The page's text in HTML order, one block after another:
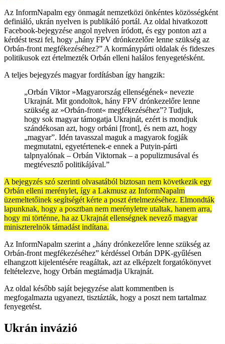
Az InformNapalm egy önmagát nemzetközi önkéntes közösségként
definiáló, ukrán nyelven is publikáló portál. Az oldal hivatkozott
Facebook-bejegyzése angol nyelven íródott, és egy ponton azt a
kérdést teszi fel, hogy „hány FPV drónkezelőre lenne szükség az
Orbán-front megfékezéséhez?” A kormánypárti oldalak és fideszes
politikusok ezt értelmezték Orbán elleni halálos fenyegetésként.
A teljes bejegyzés magyar fordításban így hangzik:
„Orbán Viktor »Magyarország ellenségének« nevezte
Ukrajnát. Mit gondoltok, hány FPV drónkezelőre lenne
szükség az »Orbán-front« megfékezéséhez”? Tudjuk,
hogy sok magyar támogatja Ukrajnát, ezért is mondjuk
szándékosan azt, hogy orbáni [front], és nem azt, hogy
„magyar”. Idén tavasszal maguk a magyarok fogják
megmutatni, egyetértenek-e ennek a Putyin-párti
talpnyalónak – Orbán Viktornak – a populizmusával és
megtévesztő politikájával.”
A bejegyzés szó szerinti olvasatából biztosan nem következik egy
Orbán elleni merénylet, így a Lakmusz az InformNapalm
üzemeltetőinek segítségét kérte a poszt értelmezéséhez. Elmondták
lapunknak, hogy a posztban nem merényletre utaltak, hanem arra,
hogy mi történne, ha az Ukrajnát ellenségnek nevező magyar
miniszterelnök támadást indítana.
Az InformNapalm szerint a „hány drónkezelőre lenne szükség az
Orbán-front megfékezéséhez” kérdéssel Orbán DPK-gyűlésen
elhangzott kijelentésére reagáltak, azt az elképzelt forgatókönyvet
feltételezve, hogy Orbán megtámadja Ukrajnát.
Az oldal később saját bejegyzése alatt kommentben is
megfogalmazta ugyanezt, tisztázták, hogy a poszt nem tartalmaz
fenyegetést.
Ukrán invázió